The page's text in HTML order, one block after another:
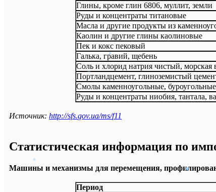
Глины, кроме глин 6806, муллит, земли
Руды и концентраты титановые
Масла и другие продукты из
Каолин и другие глины каолиновые
Пек и кокс пековый
Галька, гравий, щебень
Соль и хлорид натрия чистый, морская
Портландцемент, глиноземистый
Смолы каменноугольные,
Руды и концентраты ниобия, тантала,
Источник: http://sfs.gov.ua/ms/f11
Статистическая информация по
Машины и механизмы для перемещения,
Период